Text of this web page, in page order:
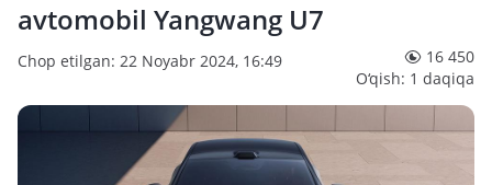
avtomobil Yangwang U7
Chop etilgan: 22 Noyabr 2024, 16:49
16 450
O‘qish: 1 daqiqa